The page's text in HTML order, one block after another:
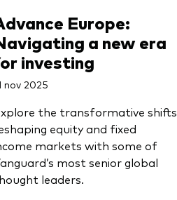
Europe:
a new era
investing
nov 2025
the transformative shifts
equity and fixed
markets with some of
most senior global
leaders.